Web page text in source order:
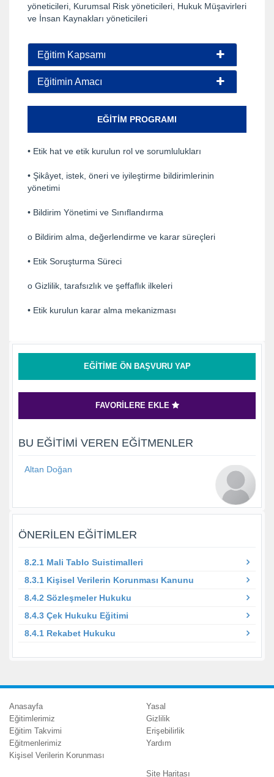
yöneticileri, Kurumsal Risk yöneticileri, Hukuk Müşavirleri
ve İnsan Kaynakları yöneticileri
Eğitim Kapsamı
Eğitimin Amacı
EĞITIM PROGRAMI
• Etik hat ve etik kurulun rol ve sorumlulukları
• Şikâyet, istek, öneri ve iyileştirme bildirimlerinin
yönetimi
• Bildirim Yönetimi ve Sınıflandırma
o Bildirim alma, değerlendirme ve karar süreçleri
• Etik Soruşturma Süreci
o Gizlilik, tarafsızlık ve şeffaflık ilkeleri
• Etik kurulun karar alma mekanizması
EĞITIME ÖN BAŞVURU YAP
FAVORILERE EKLE
BU EĞITIMI VEREN EĞITMENLER
Altan Doğan
ÖNERILEN EĞITIMLER
8.2.1 Mali Tablo Suistimalleri
8.3.1 Kişisel Verilerin Korunması Kanunu
8.4.2 Sözleşmeler Hukuku
8.4.3 Çek Hukuku Eğitimi
8.4.1 Rekabet Hukuku
Anasayfa
Eğitimlerimiz
Eğitim Takvimi
Eğitmenlerimiz
Kişisel Verilerin Korunması
Yasal
Gizlilik
Erişebilirlik
Yardım
Site Haritası